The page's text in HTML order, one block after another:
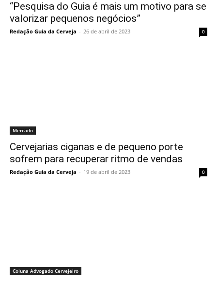
“Pesquisa do Guia é mais um motivo para se
valorizar pequenos negócios”
Redação Guia da Cerveja - 26 de abril de 2023 0
Mercado
Cervejarias ciganas e de pequeno porte
sofrem para recuperar ritmo de vendas
Redação Guia da Cerveja - 19 de abril de 2023 0
Coluna Advogado Cervejeiro